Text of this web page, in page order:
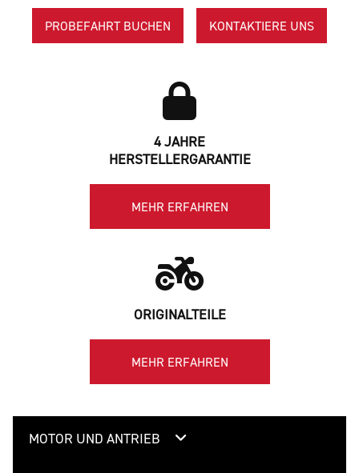
PROBEFAHRT BUCHEN KONTAKTIERE UNS
4 JAHRE
HERSTELLERGARANTIE
MEHR ERFAHREN
ORIGINALTEILE
MEHR ERFAHREN
MOTOR UND ANTRIEB